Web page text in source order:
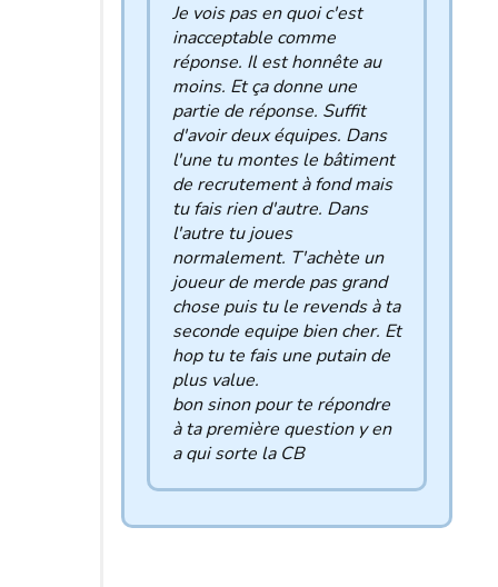
Je vois pas en quoi c'est
inacceptable comme
réponse. Il est honnête au
moins. Et ça donne une
partie de réponse. Suffit
d'avoir deux équipes. Dans
l'une tu montes le bâtiment
de recrutement à fond mais
tu fais rien d'autre. Dans
l'autre tu joues
normalement. T'achète un
joueur de merde pas grand
chose puis tu le revends à ta
seconde equipe bien cher. Et
hop tu te fais une putain de
plus value.
bon sinon pour te répondre
à ta première question y en
a qui sorte la CB